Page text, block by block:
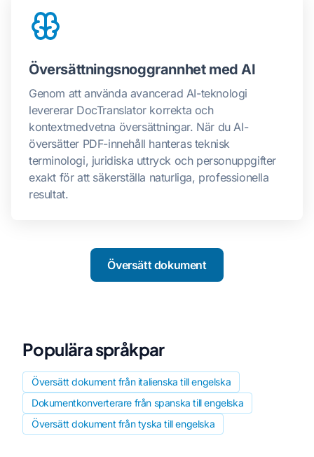
Översättningsnoggrannhet med AI
Genom att använda avancerad AI-teknologi
levererar DocTranslator korrekta och
kontextmedvetna översättningar. När du AI-
översätter PDF-innehåll hanteras teknisk
terminologi, juridiska uttryck och personuppgifter
exakt för att säkerställa naturliga, professionella
resultat.
Översätt dokument
Populära språkpar
Översätt dokument från italienska till engelska
Dokumentkonverterare från spanska till engelska
Översätt dokument från tyska till engelska